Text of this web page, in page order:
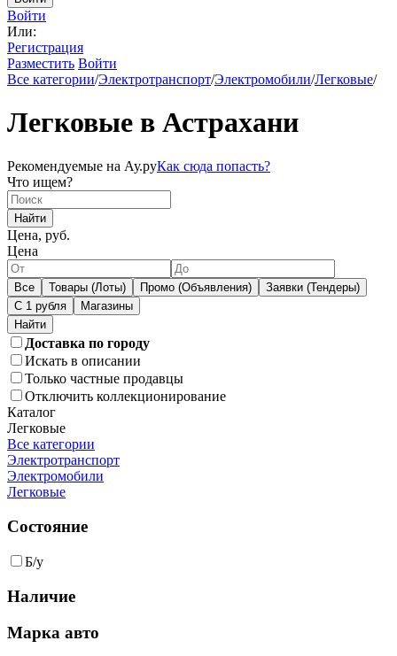
Войти
Или:
Регистрация
Разместить Войти
Все категории/Электротранспорт/Электромобили/Легковые/
Легковые в Астрахани
Рекомендуемые на Ау.руКак сюда попасть?
Что ищем?
Найти
Цена, руб.
Цена
Все Товары (Лоты) Промо (Объявления)
Заявки (Тендеры)
С 1 рубля
Магазины
Доставка по городу
Искать в описании
Только частные продавцы
Отключить коллекционирование
Каталог
Легковые
Все категории
Электротранспорт
Электромобили
Легковые
Состояние
Б/у
Наличие
Марка авто